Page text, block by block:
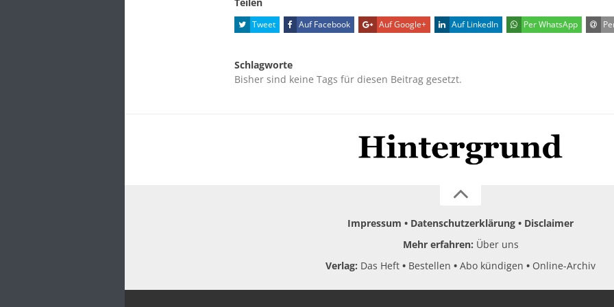
Teilen
Tweet Auf Facebook Auf Google+ Auf LinkedIn Per WhatsApp
Schlagworte
Bisher sind keine Tags für diesen Beitrag gesetzt.
Impressum Datenschutzerklärung
Disclaimer
Mehr erfahren: Über uns
Verlag: Das Heft Bestellen Abo kündigen Online-Archiv